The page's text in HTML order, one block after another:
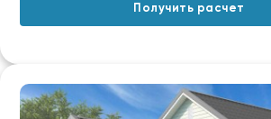
Получить расчет